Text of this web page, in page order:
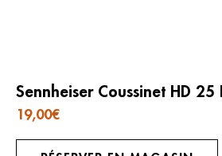
Sennheiser Coussinet HD 25
19,00€